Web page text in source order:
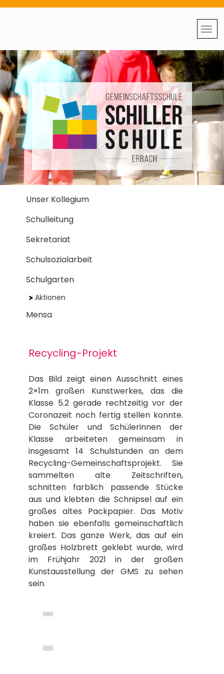
Unser Kollegium
Schulleitung
Sekretariat
Schulsozialarbeit
Schulgarten
Aktionen
Mensa
Recycling-Projekt
Das Bild zeigt einen Ausschnitt eines
2×1m großen Kunstwerkes, das die
Klasse 5.2 gerade rechtzeitig vor der
Coronazeit noch fertig stellen konnte.
Die Schüler und Schülerinnen der
Klasse arbeiteten gemeinsam in
insgesamt 14 Schulstunden an dem
Recycling-Gemeinschaftsprojekt. Sie
sammelten alte Zeitschriften,
schnitten farblich passende Stücke
aus und klebten die Schnipsel auf ein
großes altes Packpapier. Das Motiv
haben sie ebenfalls gemeinschaftlich
kreiert. Das ganze Werk, das auf ein
großes Holzbrett geklebt wurde, wird
im Frühjahr 2021 in der großen
Kunstausstellung der GMS zu sehen
sein.